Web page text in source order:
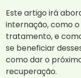
Este artigo irá
internação, como
tratamento, e
se beneficiar
como dar o
recuperação.